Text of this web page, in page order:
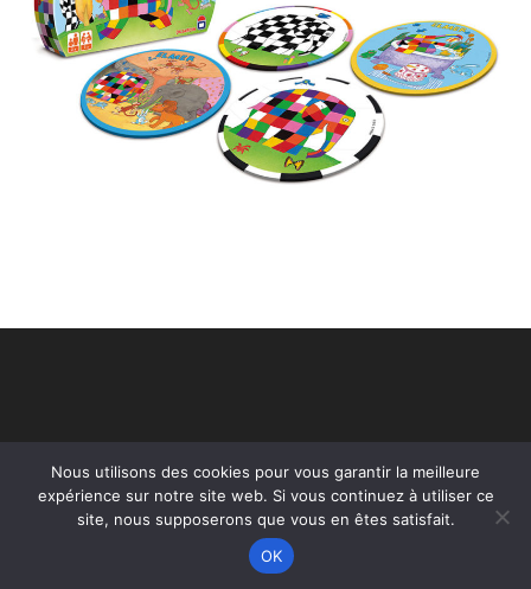
Copyright - WordPress Theme by OceanWP
Nous utilisons des cookies pour vous garantir la meilleure
expérience sur notre site web. Si vous continuez à utiliser ce
site, nous supposerons que vous en êtes satisfait.
OK